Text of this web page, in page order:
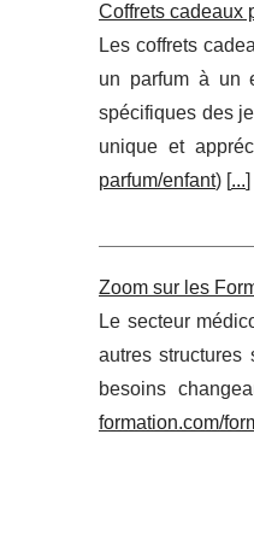
Coffrets cadeaux
Les coffrets
un parfum à un
spécifiques des
unique et
parfum/enfant) [...]
Zoom sur les
Le secteur
autres structures
besoins
formation.com/